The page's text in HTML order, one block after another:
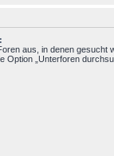
aus, in denen gesucht
Option „Unterforen